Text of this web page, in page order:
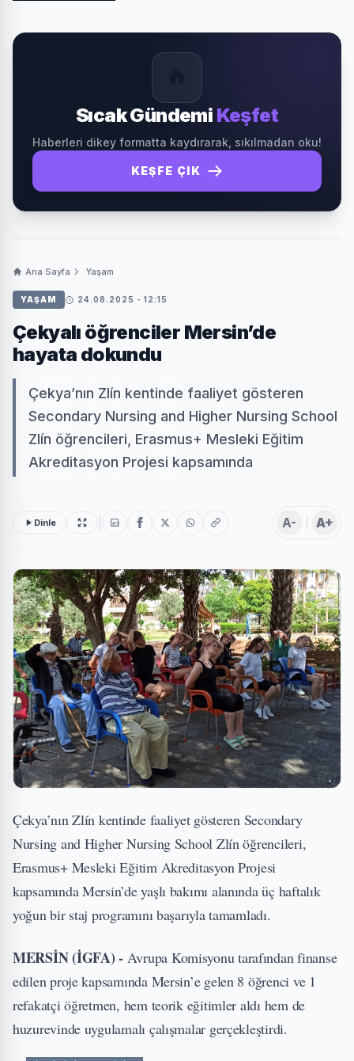
Sıcak Gündemi Keşfet
Haberleri dikey formatta kaydırarak, sıkılmadan oku!
KEŞFE ÇIK
Ana Sayfa Yaşam
YAŞAM 24.08.2025 - 12:15
Çekyalı öğrenciler Mersin’de
hayata dokundu
Çekya’nın Zlín kentinde faaliyet gösteren
Secondary Nursing and Higher Nursing School
Zlín öğrencileri, Erasmus+ Mesleki Eğitim
Akreditasyon Projesi kapsamında
Dinle A- A+
Çekya’nın Zlín kentinde faaliyet gösteren Secondary
Nursing and Higher Nursing School Zlín öğrencileri,
Erasmus+ Mesleki Eğitim Akreditasyon Projesi
kapsamında Mersin’de yaşlı bakımı alanında üç haftalık
yoğun bir staj programını başarıyla tamamladı.
MERSİN (İGFA) - Avrupa Komisyonu tarafından finanse
edilen proje kapsamında Mersin’e gelen 8 öğrenci ve 1
refakatçi öğretmen, hem teorik eğitimler aldı hem de
huzurevinde uygulamalı çalışmalar gerçekleştirdi.